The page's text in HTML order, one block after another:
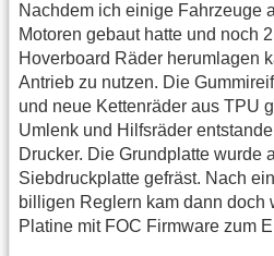
Nachdem ich einige Fahrzeuge
Motoren gebaut hatte und noch
Hoverboard Räder herumlagen
Antrieb zu nutzen. Die
und neue Kettenräder aus TPU
Umlenk und Hilfsräder
Drucker. Die Grundplatte wurde
Siebdruckplatte gefräst. Nach
billigen Reglern kam dann doch
Platine mit FOC Firmware zum